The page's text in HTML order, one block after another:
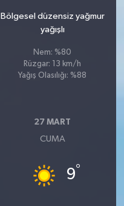
Bölgesel düzensiz yağmur
yağışlı
Nem: %80
Rüzgar: 13 km/h
Yağış Olasılığı: %88
27 MART
CUMA
9°